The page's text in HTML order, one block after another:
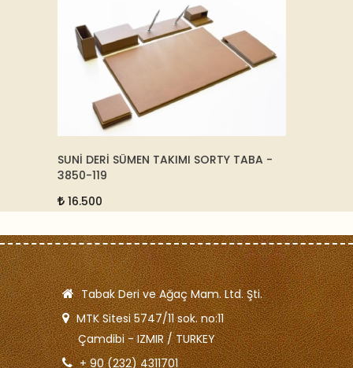
DUVAR SAATİ 30 cm - 09129
Tabak Deri ve Ağaç Mam. Ltd. Şti.
MTK Sitesi 5747/11 sok. no:11
Çamdibi - IZMIR / TURKEY
+ 90 (232) 4311701